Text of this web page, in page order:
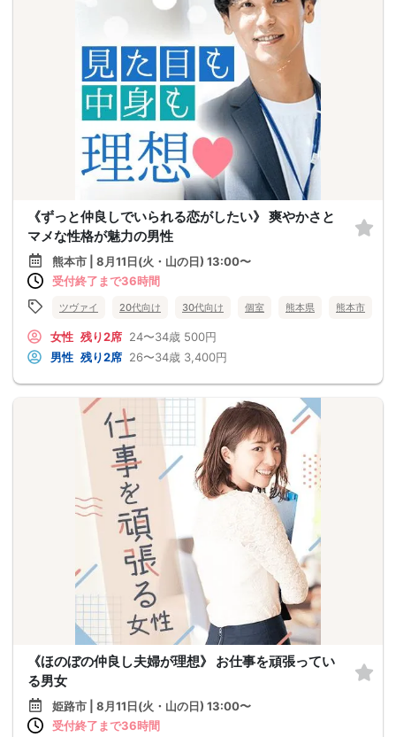
《ずっと仲良しでいられる恋がしたい》 爽やかさと
マメな性格が魅力の男性
熊本市 | 8月11日(火・山の日) 13:00〜
受付終了まで36時間
ツヴァイ 20代向け 30代向け 個室 熊本県 熊本市
女性 残り2席 24〜34歳 500円
男性 残り2席 26〜34歳 3,400円
《ほのぼの仲良し夫婦が理想》 お仕事を頑張ってい
る男女
姫路市 | 8月11日(火・山の日) 13:00〜
受付終了まで36時間